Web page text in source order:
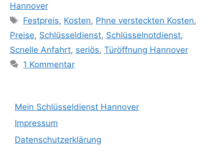
Hannover
Schlagwörter
Festpreis, Kosten, Phne versteckten Kosten,
Preise, Schlüsseldienst, Schlüsselnotdienst,
Scnelle Anfahrt, seriös, Türöffnung Hannover
1 Kommentar
Mein Schlüsseldienst Hannover
Impressum
Datenschutzerklärung